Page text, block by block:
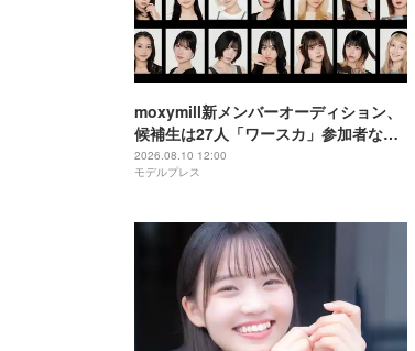
moxymill新メンバーオーディション、
候補生は27人「ワースカ」参加者など
実力者多数 YouTube投票で次ステージ
進出
2026.08.10 12:00
モデルプレス